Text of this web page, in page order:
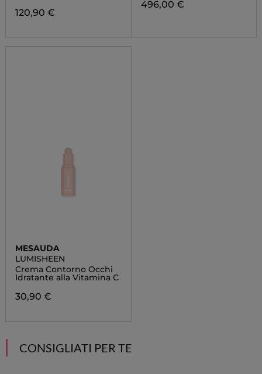
120,90 €
496,00 €
MESAUDA
LUMISHEEN
Crema Contorno Occhi
Idratante alla Vitamina C
30,90 €
CONSIGLIATI PER TE